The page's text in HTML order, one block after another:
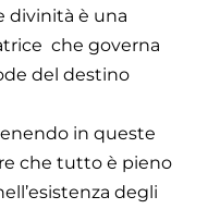
divinità è una
che governa
del destino
in queste
che tutto è pieno
degli